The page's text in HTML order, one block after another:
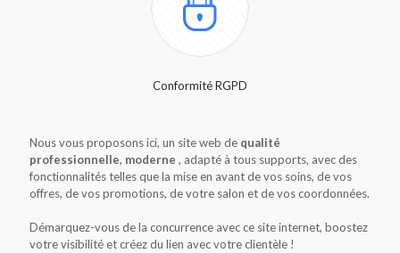
Conformité RGPD
Nous vous proposons ici, un site web de qualité
professionnelle, moderne , adapté à tous supports, avec des
fonctionnalités telles que la mise en avant de vos soins, de vos
offres, de vos promotions, de votre salon et de vos coordonnées.
Démarquez-vous de la concurrence avec ce site internet, boostez
votre visibilité et créez du lien avec votre clientèle !